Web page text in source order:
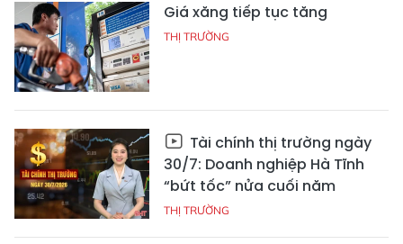
Giá xăng tiếp tục tăng
THỊ TRƯỜNG
Tài chính thị trường ngày
30/7: Doanh nghiệp Hà Tĩnh
“bứt tốc” nửa cuối năm
THỊ TRƯỜNG